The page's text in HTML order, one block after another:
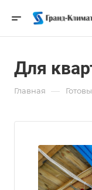
Для
Главная —